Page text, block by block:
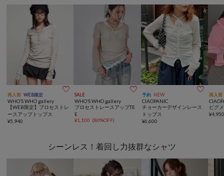
再入荷 WEB限定 
WHO’S WHO gallery
【WEB限定】プロセストレ
ースアップトップス
¥5,940
SALE 
WHO’S WHO gallery
プロセストレースアップTE
E
¥1,100 (80%OFF)
予約 NEW 
CIAOPANIC
チョーカーデザインレース
トップス
¥6,600
再入荷
ピグ
¥
シーンレス！着回し力抜群なシャツ